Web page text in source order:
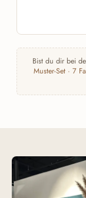
Bist du dir bei
Muster-Set · 7